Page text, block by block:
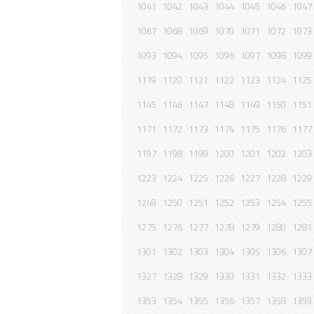
1041 1042 1043 1044 1045 1046 1047
1067 1068 1069 1070 1071 1072 1073
1093 1094 1095 1096 1097 1098 1099
1119 1120 1121 1122 1123 1124 1125
1145 1146 1147 1148 1149 1150 1151
1171 1172 1173 1174 1175 1176 1177
1197 1198 1199 1200 1201 1202 1203
1223 1224 1225 1226 1227 1228 1229
1249 1250 1251 1252 1253 1254 1255
1275 1276 1277 1278 1279 1280 1281
1301 1302 1303 1304 1305 1306 1307
1327 1328 1329 1330 1331 1332 1333
1353 1354 1355 1356 1357 1358 1359